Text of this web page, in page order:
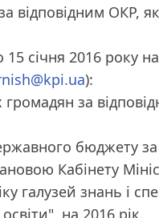
відповідним ОКР,
січня 2016 року
):
за
бюджету за
Кабінету
галузей знань і
на 2016 рік.